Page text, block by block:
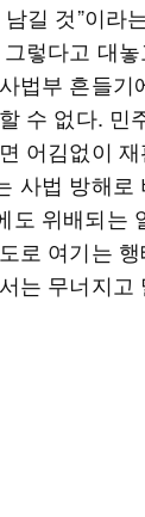
길 것”이라
렇다고 대
법부 흔들기
수 없다. 민
어김없이
사법 방해로
도 위배되는
로 여기는
는 무너지고